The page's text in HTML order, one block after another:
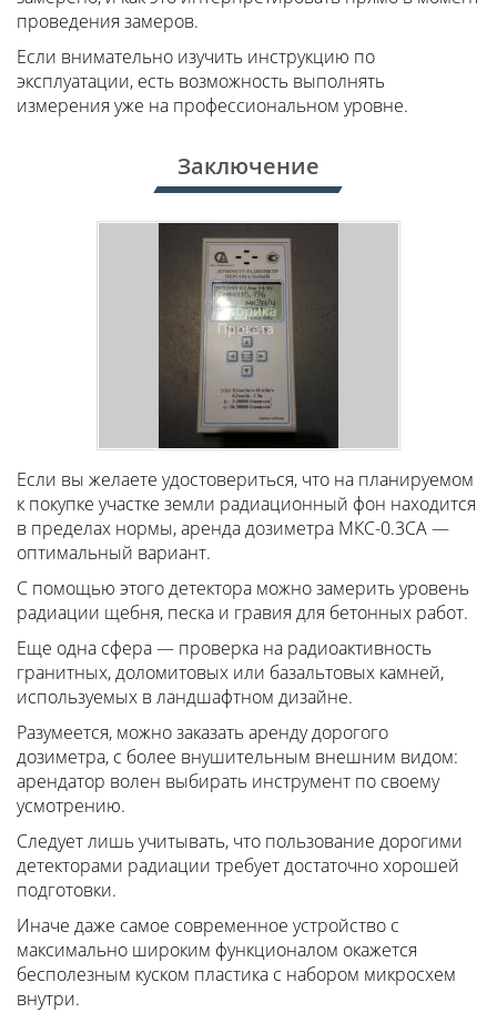
проведения замеров.
Если внимательно изучить инструкцию по
эксплуатации, есть возможность выполнять
измерения уже на профессиональном уровне.
Заключение
Если вы желаете удостовериться, что на планируемом
к покупке участке земли радиационный фон находится
в пределах нормы, аренда дозиметра МКС-0.3СА —
оптимальный вариант.
С помощью этого детектора можно замерить уровень
радиации щебня, песка и гравия для бетонных работ.
Еще одна сфера — проверка на радиоактивность
гранитных, доломитовых или базальтовых камней,
используемых в ландшафтном дизайне.
Разумеется, можно заказать аренду дорогого
дозиметра, с более внушительным внешним видом:
арендатор волен выбирать инструмент по своему
усмотрению.
Следует лишь учитывать, что пользование дорогими
детекторами радиации требует достаточно хорошей
подготовки.
Иначе даже самое современное устройство с
максимально широким функционалом окажется
бесполезным куском пластика с набором микросхем
внутри.